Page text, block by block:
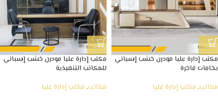
مكتب إدارة عليا مودرن خشب إسباني
بخامات فاخرة
مكاتب, مكتب إدارة عليا
مكتب إدارة عليا مودرن خشب إسباني
للمكاتب التنفيذية
مكاتب, مكتب إدارة عليا